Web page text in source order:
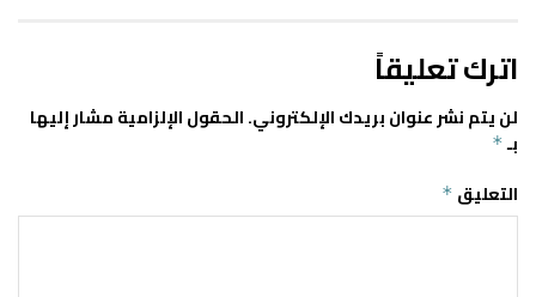
اترك تعليقاً
لن يتم نشر عنوان بريدك الإلكتروني.الحقول الإلزامية مشار إليها
بـ *
التعليق *